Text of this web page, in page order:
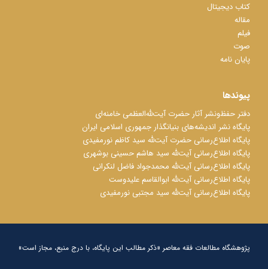
کتاب دیجیتال
مقاله
فیلم
صوت
پایان نامه
پیوندها
دفتر حفظ‌‌‌ونشر آثار حضرت آیت‌ﷲ‌العظمی خامنه‌ای
پایگاه نشر اندیشه‌های بنیانگذار جمهوری اسلامی ایران
پایگاه اطلاع‌رسانی حضرت آیت‌ﷲ سید کاظم نورمفیدی
پایگاه اطلاع‌رسانی آیت‌ﷲ سید هاشم حسینی بوشهری
پایگاه اطلاع‌رسانی آیت‌ﷲ محمدجواد فاضل لنکرانی
پایگاه اطلاع‌رسانی آیت‌ﷲ ابوالقاسم علیدوست
پایگاه اطلاع‌رسانی آیت‌ﷲ سید مجتبی نورمفیدی
پژوهشگاه مطالعات فقه معاصر «ذکر مطالب این پایگاه، با درج منبع، مجاز است»